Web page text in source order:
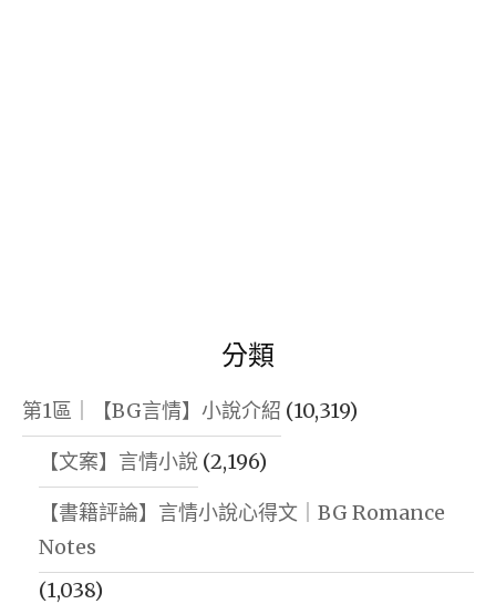
分類
第1區｜【BG言情】小說介紹 (10,319)
【文案】言情小說 (2,196)
【書籍評論】言情小說心得文｜BG Romance
Notes
(1,038)